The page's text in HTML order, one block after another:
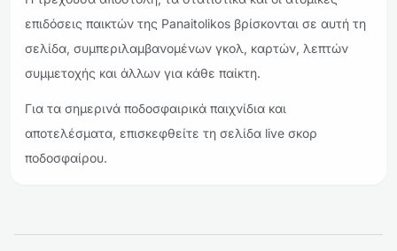
επιδόσεις παικτών της Panaitolikos βρίσκονται σε αυτή τη
σελίδα, συμπεριλαμβανομένων γκολ, καρτών, λεπτών
συμμετοχής και άλλων για κάθε παίκτη.
Για τα σημερινά ποδοσφαιρικά παιχνίδια και
αποτελέσματα, επισκεφθείτε τη σελίδα live σκορ
ποδοσφαίρου.